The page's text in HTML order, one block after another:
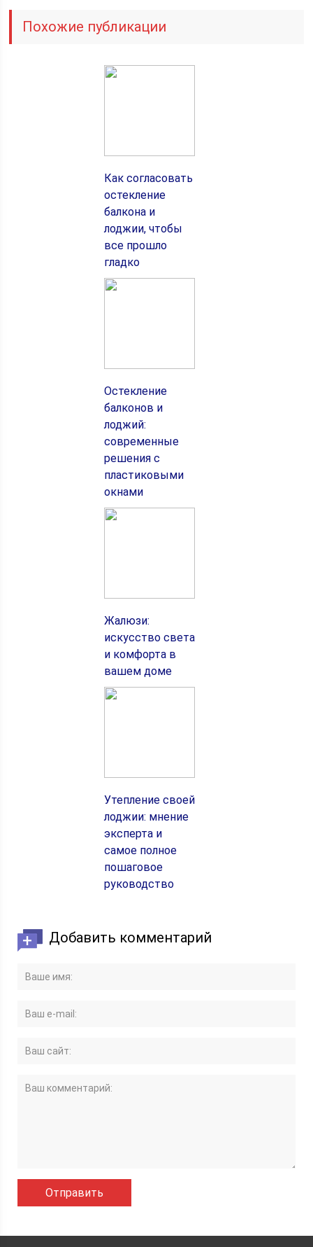
Похожие публикации
Как согласовать
остекление
балкона и
лоджии, чтобы
все прошло
гладко
Остекление
балконов и
лоджий:
современные
решения с
пластиковыми
окнами
Жалюзи:
искусство света
и комфорта в
вашем доме
Утепление своей
лоджии: мнение
эксперта и
самое полное
пошаговое
руководство
Добавить комментарий